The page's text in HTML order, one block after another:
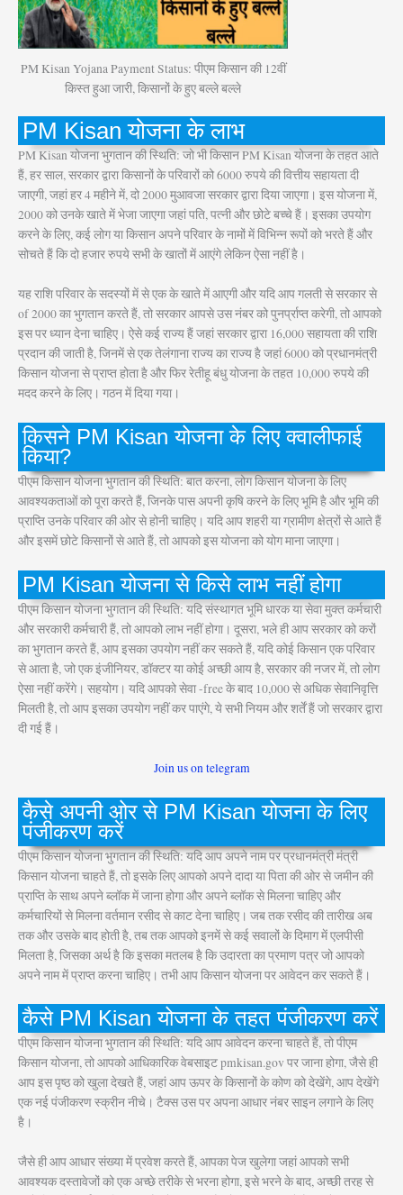
PM Kisan Yojana Payment Status: पीएम किसान की 12वीं
किस्त हुआ जारी, किसानों के हुए बल्ले बल्ले
PM Kisan योजना के लाभ
PM Kisan योजना भुगतान की स्थिति: जो भी किसान PM Kisan योजना के तहत आते
हैं, हर साल, सरकार द्वारा किसानों के परिवारों को 6000 रुपये की वित्तीय सहायता दी
जाएगी, जहां हर 4 महीने में, दो 2000 मुआवजा सरकार द्वारा दिया जाएगा। इस योजना में,
2000 को उनके खाते में भेजा जाएगा जहां पति, पत्नी और छोटे बच्चे हैं। इसका उपयोग
करने के लिए, कई लोग या किसान अपने परिवार के नामों में विभिन्न रूपों को भरते हैं और
सोचते हैं कि दो हजार रुपये सभी के खातों में आएंगे लेकिन ऐसा नहीं है।
यह राशि परिवार के सदस्यों में से एक के खाते में आएगी और यदि आप गलती से सरकार से
of 2000 का भुगतान करते हैं, तो सरकार आपसे उस नंबर को पुनर्प्राप्त करेगी, तो आपको
इस पर ध्यान देना चाहिए। ऐसे कई राज्य हैं जहां सरकार द्वारा 16,000 सहायता की राशि
प्रदान की जाती है, जिनमें से एक तेलंगाना राज्य का राज्य है जहां 6000 को प्रधानमंत्री
किसान योजना से प्राप्त होता है और फिर रेतीहू बंधु योजना के तहत 10,000 रुपये की
मदद करने के लिए। गठन में दिया गया।
किसने PM Kisan योजना के लिए क्वालीफाई
किया?
पीएम किसान योजना भुगतान की स्थिति: बात करना, लोग किसान योजना के लिए
आवश्यकताओं को पूरा करते हैं, जिनके पास अपनी कृषि करने के लिए भूमि है और भूमि की
प्राप्ति उनके परिवार की ओर से होनी चाहिए। यदि आप शहरी या ग्रामीण क्षेत्रों से आते हैं
और इसमें छोटे किसानों से आते हैं, तो आपको इस योजना को योग माना जाएगा।
PM Kisan योजना से किसे लाभ नहीं होगा
पीएम किसान योजना भुगतान की स्थिति: यदि संस्थागत भूमि धारक या सेवा मुक्त कर्मचारी
और सरकारी कर्मचारी हैं, तो आपको लाभ नहीं होगा। दूसरा, भले ही आप सरकार को करों
का भुगतान करते हैं, आप इसका उपयोग नहीं कर सकते हैं, यदि कोई किसान एक परिवार
से आता है, जो एक इंजीनियर, डॉक्टर या कोई अच्छी आय है, सरकार की नजर में, तो लोग
ऐसा नहीं करेंगे। सहयोग। यदि आपको सेवा -free के बाद 10,000 से अधिक सेवानिवृत्ति
मिलती है, तो आप इसका उपयोग नहीं कर पाएंगे, ये सभी नियम और शर्तें हैं जो सरकार द्वारा
दी गई हैं।
Join us on telegram
कैसे अपनी ओर से PM Kisan योजना के लिए
पंजीकरण करें
पीएम किसान योजना भुगतान की स्थिति: यदि आप अपने नाम पर प्रधानमंत्री मंत्री
किसान योजना चाहते हैं, तो इसके लिए आपको अपने दादा या पिता की ओर से जमीन की
प्राप्ति के साथ अपने ब्लॉक में जाना होगा और अपने ब्लॉक से मिलना चाहिए और
कर्मचारियों से मिलना वर्तमान रसीद से काट देना चाहिए। जब तक रसीद की तारीख अब
तक और उसके बाद होती है, तब तक आपको इनमें से कई सवालों के दिमाग में एलपीसी
मिलता है, जिसका अर्थ है कि इसका मतलब है कि उदारता का प्रमाण पत्र जो आपको
अपने नाम में प्राप्त करना चाहिए। तभी आप किसान योजना पर आवेदन कर सकते हैं।
कैसे PM Kisan योजना के तहत पंजीकरण करें
पीएम किसान योजना भुगतान की स्थिति: यदि आप आवेदन करना चाहते हैं, तो पीएम
किसान योजना, तो आपको आधिकारिक वेबसाइट pmkisan.gov पर जाना होगा, जैसे ही
आप इस पृष्ठ को खुला देखते हैं, जहां आप ऊपर के किसानों के कोण को देखेंगे, आप देखेंगे
एक नई पंजीकरण स्क्रीन नीचे। टैक्स उस पर अपना आधार नंबर साइन लगाने के लिए
है।
जैसे ही आप आधार संख्या में प्रवेश करते हैं, आपका पेज खुलेगा जहां आपको सभी
आवश्यक दस्तावेजों को एक अच्छे तरीके से भरना होगा, इसे भरने के बाद, अच्छी तरह से